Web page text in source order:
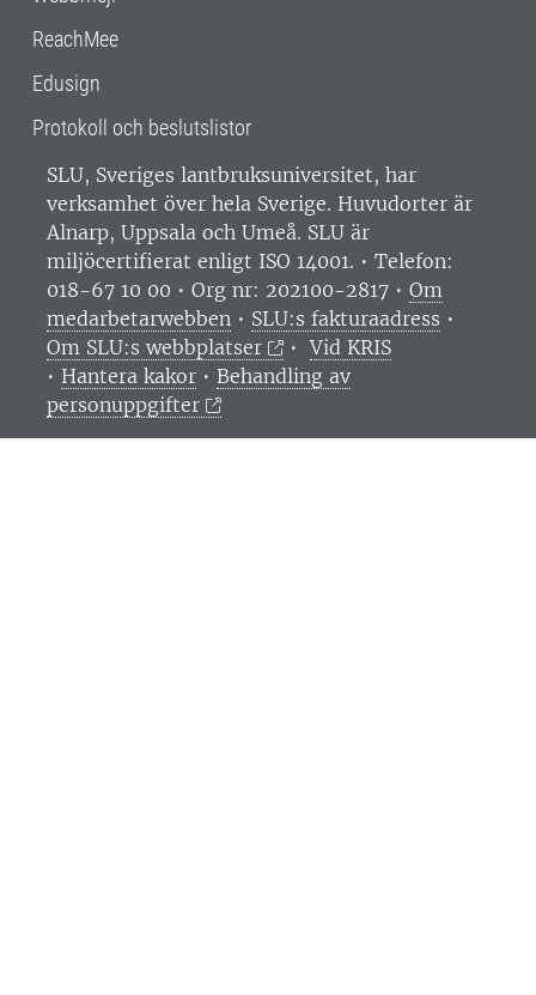
ReachMee
Edusign
Protokoll och beslutslistor
SLU, Sveriges lantbruksuniversitet, har
verksamhet över hela Sverige. Huvudorter är
Alnarp, Uppsala och Umeå. SLU är
miljöcertifierat enligt ISO 14001. • Telefon:
018-67 10 00 • Org nr: 202100-2817 • Om
medarbetarwebben • SLU:s fakturaadress •
Om SLU:s webbplatser
•Vid KRIS
• Hantera kakor • Behandling av
personuppgifter